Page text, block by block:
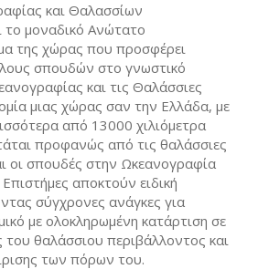
και Θαλασσίων
το μοναδικό Ανώτατο
της χώρας που προσφέρει
σπουδών στο γνωστικό
και τις Θαλάσσιες
μιας χώρας σαν την Ελλάδα, με
από 13000 χιλιόμετρα
προφανώς από τις θαλάσσιες
οι σπουδές στην Ωκεανογραφία
αποκτούν ειδική
σύγχρονες ανάγκες για
με ολοκληρωμένη κατάρτιση σε
θαλάσσιου περιβάλλοντος και
των πόρων του.